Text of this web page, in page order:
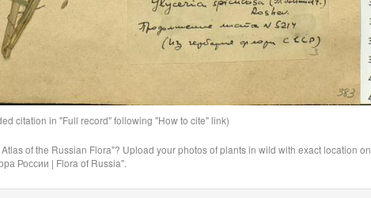
citation in "Full record" following "How to cite" link)
of the Russian Flora"? Upload your photos of plants in wild with exact location on
России | Flora of Russia".